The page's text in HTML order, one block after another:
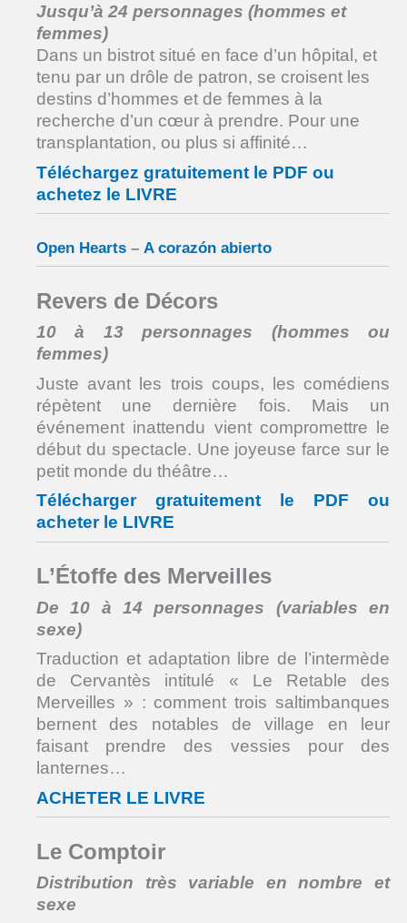
Jusqu’à 24 personnages (hommes et
femmes)
Dans un bistrot situé en face d’un hôpital, et
tenu par un drôle de patron, se croisent les
destins d’hommes et de femmes à la
recherche d’un cœur à prendre. Pour une
transplantation, ou plus si affinité…
Téléchargez gratuitement le PDF ou
achetez le LIVRE
Open Hearts – A corazón abierto
Revers de Décors
10 à 13 personnages (hommes ou
femmes)
Juste avant les trois coups, les comédiens
répètent une dernière fois. Mais un
événement inattendu vient compromettre le
début du spectacle. Une joyeuse farce sur le
petit monde du théâtre…
Télécharger gratuitement le PDF ou
acheter le LIVRE
L’Étoffe des Merveilles
De 10 à 14 personnages (variables en
sexe)
Traduction et adaptation libre de l’intermède
de Cervantès intitulé « Le Retable des
Merveilles » : comment trois saltimbanques
bernent des notables de village en leur
faisant prendre des vessies pour des
lanternes…
ACHETER LE LIVRE
Le Comptoir
Distribution très variable en nombre et
sexe